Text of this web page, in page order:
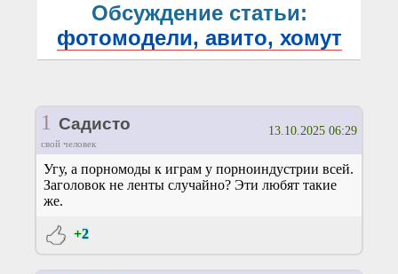
Обсуждение статьи:
фотомодели, авито, хомут
1 Садисто
свой человек
13.10.2025 06:29
Угу, а порномоды к играм у порноиндустрии всей.
Заголовок не ленты случайно? Эти любят такие
же.
+2